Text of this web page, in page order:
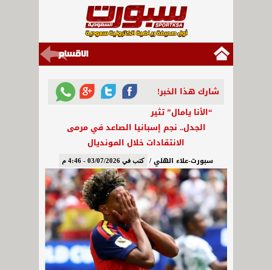
شارك هذا الخبر!
“الأنا يامال” تثير
الجدل.. نجم إسبانيا الصاعد في مرمى
الانتقادات خلال المونديال
سبورت-علاء الهلي / كتب في 03/07/2026 - 4:46 م